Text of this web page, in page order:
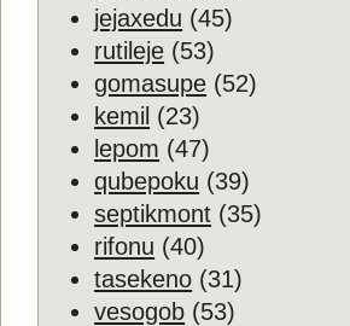
jejaxedu (45)
rutileje (53)
gomasupe (52)
kemil (23)
lepom (47)
qubepoku (39)
septikmont (35)
rifonu (40)
tasekeno (31)
vesogob (53)